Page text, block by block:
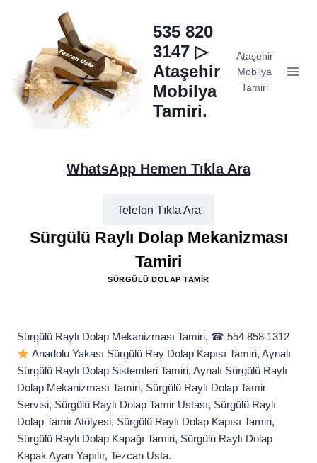
535 820
3147 ▷
Ataşehir
Mobilya
Tamiri.
Ataşehir
Mobilya
Tamiri
WhatsApp Hemen Tıkla Ara
Telefon Tıkla Ara
Sürgülü Raylı Dolap Mekanizması
Tamiri
SÜRGÜLÜ DOLAP TAMIR
Sürgülü Raylı Dolap Mekanizması Tamiri, ☎ 554 858 1312
Anadolu Yakası Sürgülü Ray Dolap Kapısı Tamiri, Aynalı
Sürgülü Raylı Dolap Sistemleri Tamiri, Aynalı Sürgülü Raylı
Dolap Mekanizması Tamiri, Sürgülü Raylı Dolap Tamir
Servisi, Sürgülü Raylı Dolap Tamir Ustası, Sürgülü Raylı
Dolap Tamir Atölyesi, Sürgülü Raylı Dolap Kapısı Tamiri,
Sürgülü Raylı Dolap Kapağı Tamiri, Sürgülü Raylı Dolap
Kapak Ayarı Yapılır, Tezcan Usta.